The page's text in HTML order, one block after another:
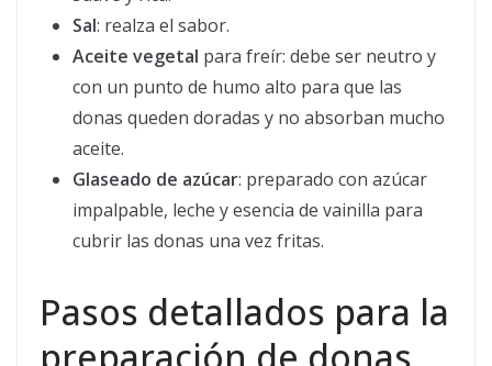
Sal: realza el sabor.
Aceite vegetal para freír: debe ser neutro y
con un punto de humo alto para que las
donas queden doradas y no absorban mucho
aceite.
Glaseado de azúcar: preparado con azúcar
impalpable, leche y esencia de vainilla para
cubrir las donas una vez fritas.
Pasos detallados para la